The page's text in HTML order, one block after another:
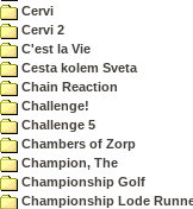
Cervi
Cervi 2
C'est la Vie
Cesta kolem Sveta
Chain Reaction
Challenge!
Challenge 5
Chambers of Zorp
Champion, The
Championship Golf
Championship Lode